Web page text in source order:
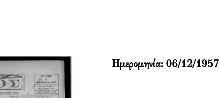
Ημερομηνία: 06/12/1957